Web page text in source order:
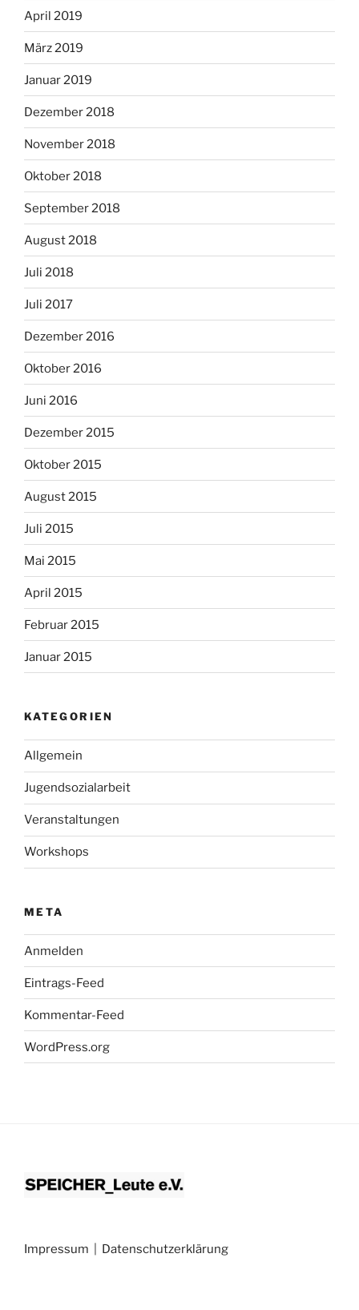
April 2019
März 2019
Januar 2019
Dezember 2018
November 2018
Oktober 2018
September 2018
August 2018
Juli 2018
Juli 2017
Dezember 2016
Oktober 2016
Juni 2016
Dezember 2015
Oktober 2015
August 2015
Juli 2015
Mai 2015
April 2015
Februar 2015
Januar 2015
KATEGORIEN
Allgemein
Jugendsozialarbeit
Veranstaltungen
Workshops
META
Anmelden
Eintrags-Feed
Kommentar-Feed
WordPress.org
Impressum Datenschutzerklärung